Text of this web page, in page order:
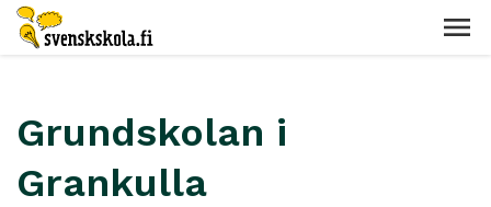
Grundskolan i
Grankulla